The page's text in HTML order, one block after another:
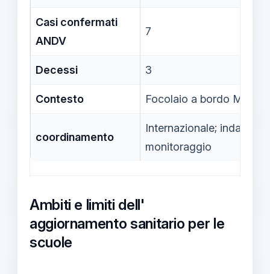
Casi confermati
ANDV
7
Decessi 3
Contesto Focolaio a bordo MV
coordinamento
Internazionale; indagini
monitoraggio
Ambiti e limiti dell'
aggiornamento sanitario per le
scuole